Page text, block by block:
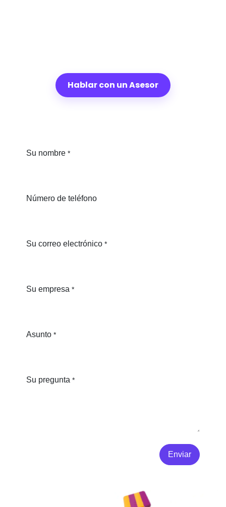
Hablar con un Asesor
Su nombre *
Número de teléfono
Su correo electrónico *
Su empresa*
Asunto *
Su pregunta *
Enviar